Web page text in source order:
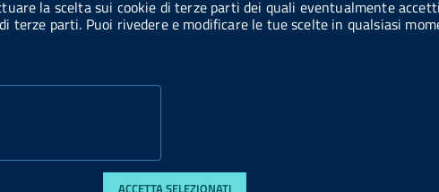
la scelta sui cookie di terze parti dei quali eventualmente
parti. Puoi rivedere e modificare le tue scelte in qualsiasi
ACCETTA SELEZIONATI
Codice IPA UCB: UFE1TR
o d
d